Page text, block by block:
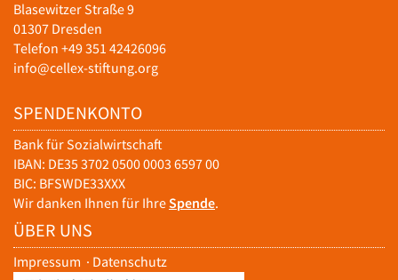
Blasewitzer Straße 9
01307 Dresden
Telefon +49 351 42426096
info@cellex-stiftung.org
SPENDENKONTO
Bank für Sozialwirtschaft
IBAN: DE35 3702 0500 0003 6597 00
BIC: BFSWDE33XXX
Wir danken Ihnen für IhreSpende.
ÜBER UNS
Impressum · Datenschutz